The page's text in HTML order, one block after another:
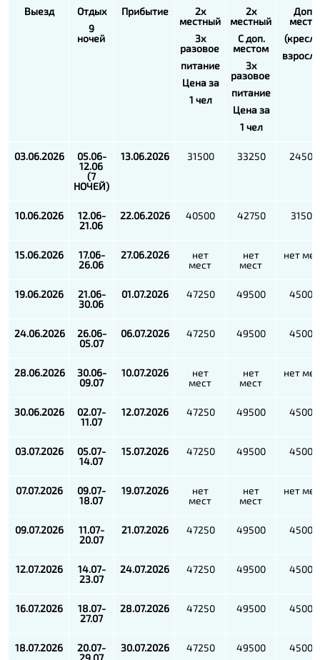
Выезд
Отдых
9
ночей
Прибытие
2х
местный
3х
разовое
питание
Цена за
1 чел
2х
местный
С доп.
местом
3х
разовое
питание
Цена за
1 чел
Доп.
место
03.06.2026
05.06-
12.06
(7
НОЧЕЙ)
13.06.2026 31500 33250 24500
10.06.2026
12.06-
21.06
22.06.2026 40500 42750 31500
15.06.2026
17.06-
26.06
27.06.2026
нет
мест
нет
мест
нет
19.06.2026
21.06-
30.06
01.07.2026 47250 49500 45000
24.06.2026
26.06-
05.07
06.07.2026 47250 49500 45000
28.06.2026
30.06-
09.07
10.07.2026
нет
мест
нет
мест
нет
30.06.2026
02.07-
11.07
12.07.2026 47250 49500 45000
03.07.2026
05.07-
14.07
15.07.2026 47250 49500 45000
07.07.2026
09.07-
18.07
19.07.2026
нет
мест
нет
мест
нет
09.07.2026
11.07-
20.07
21.07.2026 47250 49500 45000
12.07.2026
14.07-
23.07
24.07.2026 47250 49500 45000
16.07.2026
18.07-
27.07
28.07.2026 47250 49500 45000
18.07.2026
20.07-
30.07.2026 47250 49500 45000